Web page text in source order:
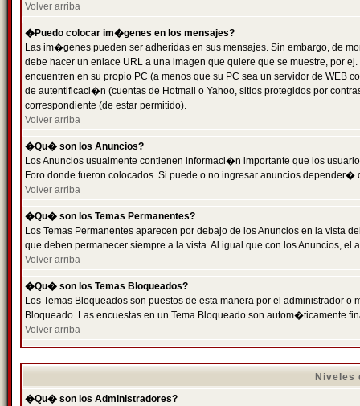
Volver arriba
�Puedo colocar im�genes en los mensajes?
Las im�genes pueden ser adheridas en sus mensajes. Sin embargo, de
debe hacer un enlace URL a una imagen que quiere que se muestre, por
encuentren en su propio PC (a menos que su PC sea un servidor de
de autentificaci�n (cuentas de Hotmail o Yahoo, sitios protegidos por
correspondiente (de estar permitido).
Volver arriba
�Qu� son los Anuncios?
Los Anuncios usualmente contienen informaci�n importante que los
Foro donde fueron colocados. Si puede o no ingresar anuncios
Volver arriba
�Qu� son los Temas Permanentes?
Los Temas Permanentes aparecen por debajo de los Anuncios en la
que deben permanecer siempre a la vista. Al igual que con los Anuncios,
Volver arriba
�Qu� son los Temas Bloqueados?
Los Temas Bloqueados son puestos de esta manera por el administrador
Bloqueado. Las encuestas en un Tema Bloqueado son autom�ticamente
Volver arriba
Niveles
�Qu� son los Administradores?